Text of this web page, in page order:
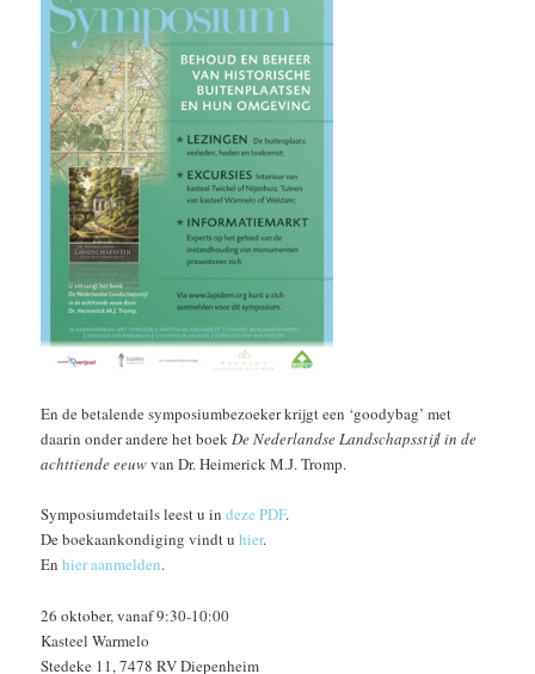
En de betalende symposiumbezoeker krijgt een ‘goodybag’ met
daarin onder andere het boekDe Nederlandse Landschapsstijl in de
achttiende eeuwvan Dr. Heimerick M.J. Tromp.
Symposiumdetails leest u indeze PDF.
De boekaankondiging vindt uhier.
Enhier aanmelden.
26 oktober, vanaf 9:30-10:00
Kasteel Warmelo
Stedeke 11, 7478 RV Diepenheim